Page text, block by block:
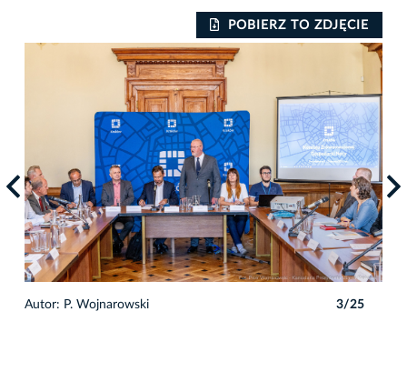
POBIERZ TO ZDJĘCIE
Autor: P. Wojnarowski 3/25